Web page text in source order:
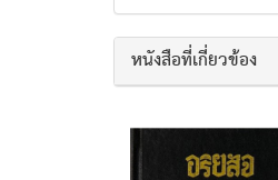
หนังสือที่เกี่ยวข้อง